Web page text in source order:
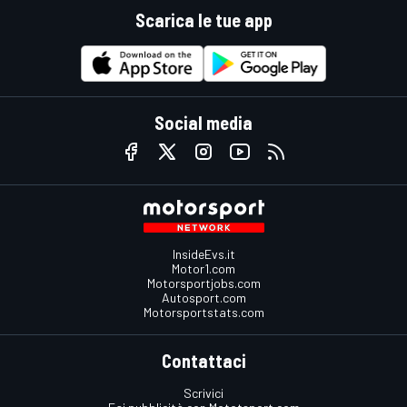
Scarica le tue app
Social media
InsideEvs.it
Motor1.com
Motorsportjobs.com
Autosport.com
Motorsportstats.com
Contattaci
Scrivici